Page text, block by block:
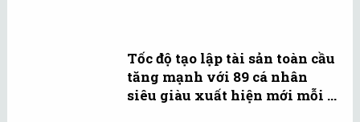
Tốc độ tạo lập tài sản toàn cầu
tăng mạnh với 89 cá nhân
siêu giàu xuất hiện mới mỗi ...